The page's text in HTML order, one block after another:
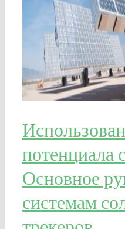
потенциала
Основное
системам